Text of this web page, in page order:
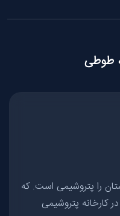
طوطی
را پتروشیمی است. که
کارخانه پتروشیمی